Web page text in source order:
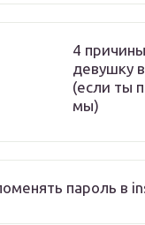
4
девушку
(если ты
мы)
пароль в